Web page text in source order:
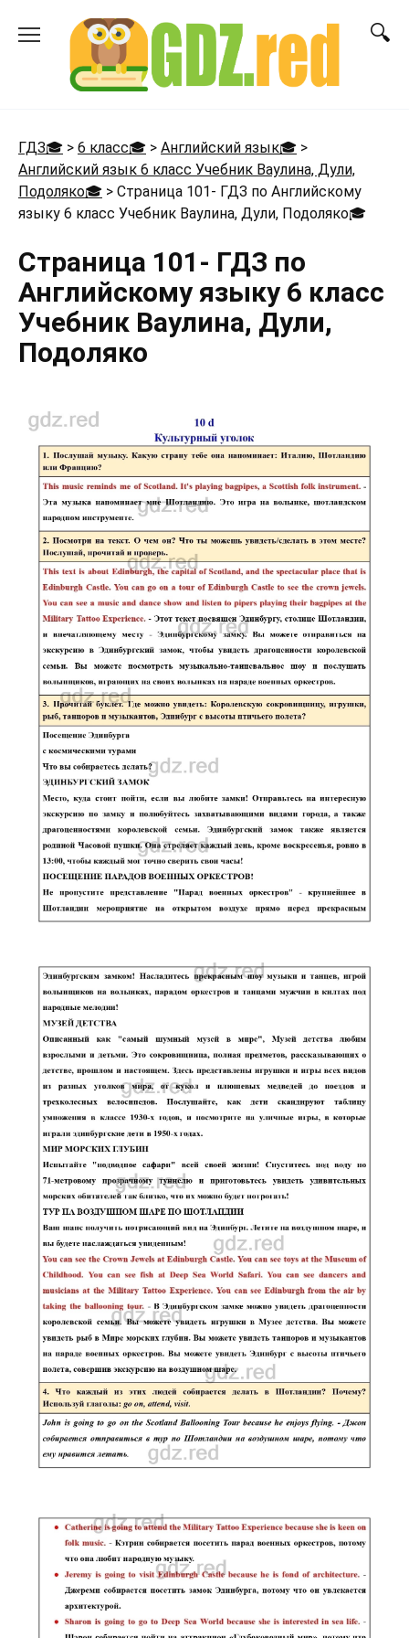
ГДЗ🎓 > 6 класс🎓 > Английский язык🎓 >
Английский язык 6 класс Учебник Ваулина, Дули,
Подоляко🎓 > Страница 101- ГДЗ по Английскому
языку 6 класс Учебник Ваулина, Дули, Подоляко🎓
Страница 101- ГДЗ по
Английскому языку 6 класс
Учебник Ваулина, Дули,
Подоляко